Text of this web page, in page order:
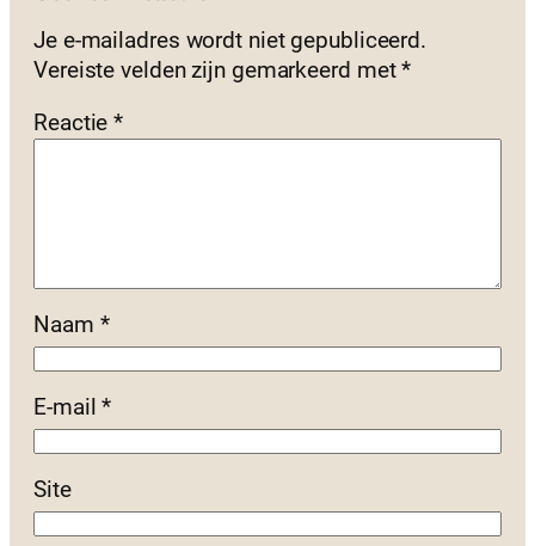
Je e-mailadres wordt niet gepubliceerd.
Vereiste velden zijn gemarkeerd met*
Reactie*
Naam *
E-mail*
Site